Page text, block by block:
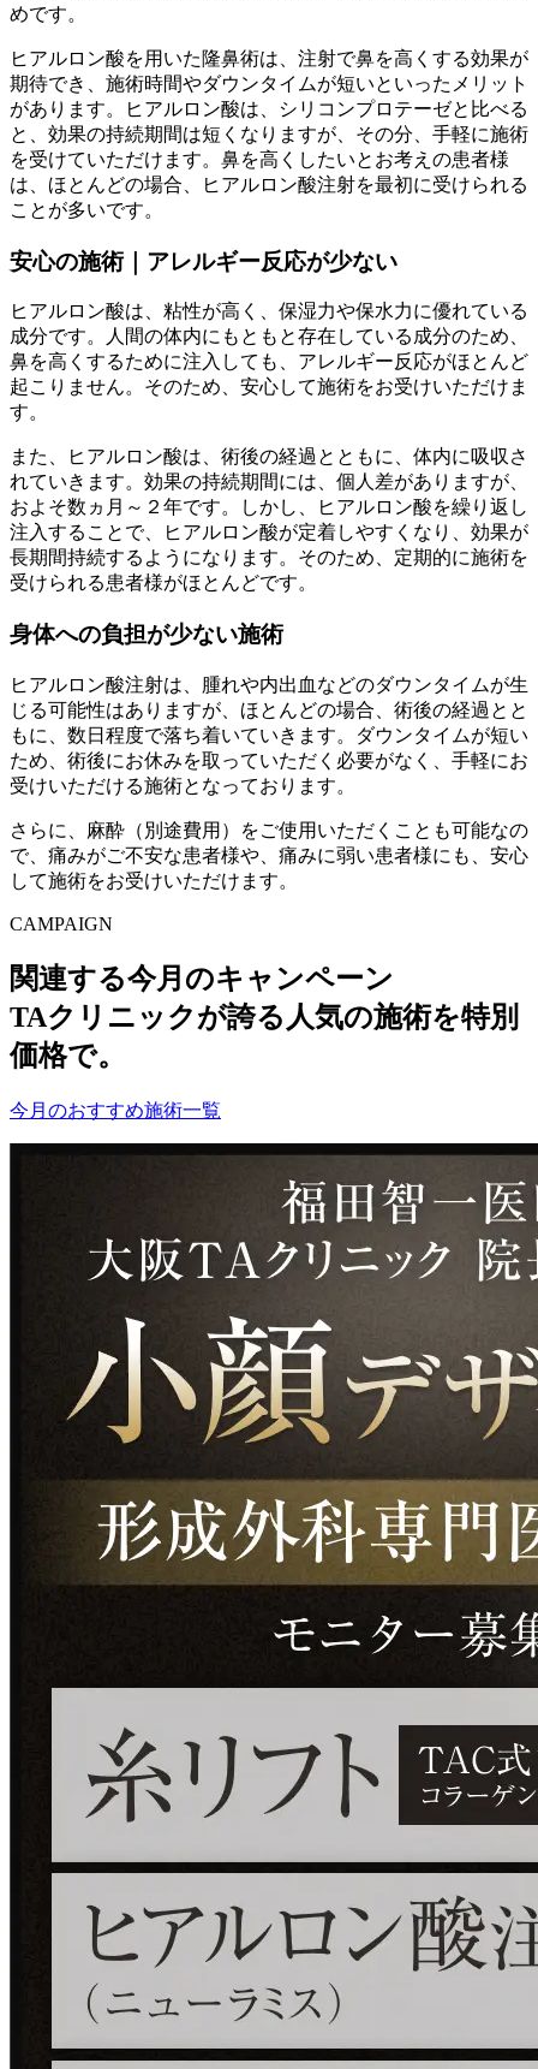
めです。
ヒアルロン酸を用いた隆鼻術は、 注射で鼻を高くする効果が
期待でき、施術時間やダウンタイムが短いといったメリット
があります。ヒアルロン酸は、シリコンプロテーゼと比べる
と、効果の持続期間は短くなりますが、その分、手軽に施術
を受けていただけます。鼻を高くしたいとお考えの患者様
は、ほとんどの場合、ヒアルロン酸注射を最初に受けられる
ことが多いです。
安心の施術｜ アレルギー反応が少ない
ヒアルロン酸は、粘性が高く、保湿力や保水力に優れている
成分です。人間の体内にもともと存在している成分のため、
鼻を高くするために注入しても、 アレルギー反応がほとんど
起こりません。 そのため、安心して施術をお受けいただけま
す。
また、ヒアルロン酸は、術後の経過とともに、体内に吸収さ
れていきます。効果の持続期間には、個人差がありますが、
およそ数ヵ月～２年です。しかし、ヒアルロン酸を繰り返し
注入することで、ヒアルロン酸が定着しやすくなり、効果が
長期間持続するようになります。そのため、 定期的に施術を
受けられる患者様がほとんどです。
身体への負担が少ない施術
ヒアルロン酸注射は、腫れや内出血などのダウンタイムが生
じる可能性はありますが、ほとんどの場合、術後の経過とと
もに、数日程度で落ち着いていきます。ダウンタイムが短い
ため、術後にお休みを取っていただく必要がなく、 手軽にお
受けいただける施術となっております。
さらに、麻酔（別途費用）をご使用いただくことも可能なの
で、痛みがご不安な患者様や、痛みに弱い患者様にも、安心
して施術をお受けいただけます。
CAMPAIGN
関連する今月のキャンペーン
TAクリニックが誇る人気の施術を特別
価格で。
今月のおすすめ施術一覧